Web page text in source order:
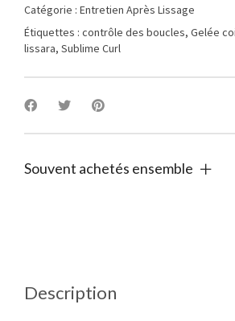
des
boucles
-
200ml
quantity
Catégorie : Entretien Après Lissage
Étiquettes : contrôle des boucles, Gelée
lissara, Sublime Curl
Souvent achetés ensemble
Description